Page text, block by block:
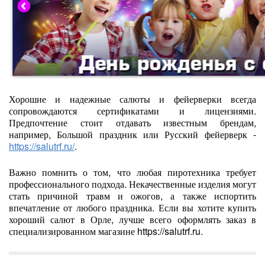
Хорошие и надежные салюты и фейерверки всегда
сопровождаются сертификатами и лицензиями.
Предпочтение стоит отдавать известным брендам,
например, Большой праздник или Русский фейерверк -
https://salutrf.ru/.
Важно помнить о том, что любая пиротехника требует
профессионального подхода. Некачественные изделия могут
стать причиной травм и ожогов, а также испортить
впечатление от любого праздника. Если вы хотите купить
хороший салют в Орле, лучше всего оформлять заказ в
специализированном магазине https://salutrf.ru.